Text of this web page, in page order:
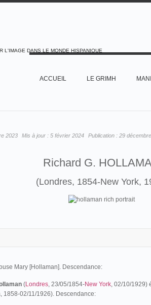
L'IMAGE DANS LE MONDE HISPANIQUE
ACCUEIL LE GRIMH
2023 Mis à jour : 5 février 2024 Publication : 29
Richard G.
(Londres, 1854-New York,
Mary [Hollaman]. Descendance:
(Londres, 23/05/1854-New York, 02/10/1929)
1858-02/11/1926). Descendance: